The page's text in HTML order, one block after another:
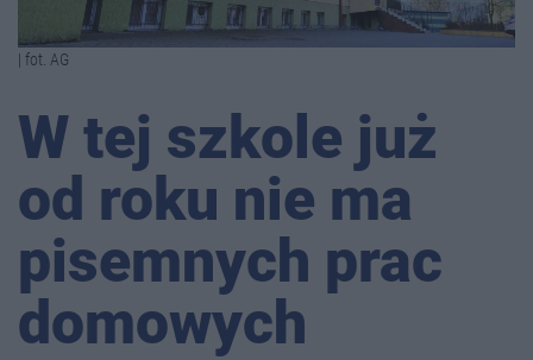
| fot. AG
W tej szkole już
od roku nie ma
pisemnych prac
domowych